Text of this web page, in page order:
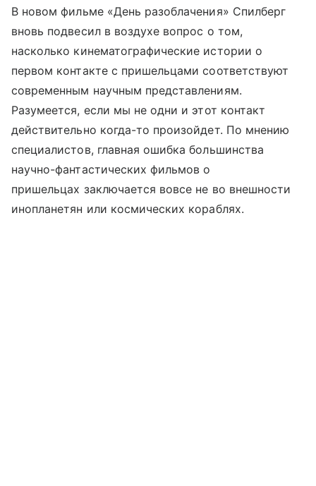
В новом фильме «День разоблачения» Спилберг
вновь подвесил в воздухе вопрос о том,
насколько кинематографические истории о
первом контакте с пришельцами соответствуют
современным научным представлениям.
Разумеется, если мы не одни и этот контакт
действительно когда-то произойдет. По мнению
специалистов, главная ошибка большинства
научно-фантастических фильмов о
пришельцах заключается вовсе не во внешности
инопланетян или космических кораблях.